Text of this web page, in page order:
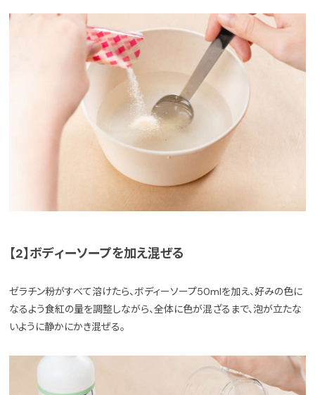
【2】ボディーソープを加え混ぜる
ゼラチン粉がすべて溶けたら、ボディーソープ50mlを加え、好みの色に
なるよう食紅の量を調整しながら、全体に色が混ざるまで、泡が立たな
いように静かにかき混ぜる。